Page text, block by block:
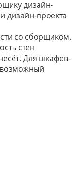
дизайн-
дизайн-проекта
со сборщиком.
стен
Для шкафов-